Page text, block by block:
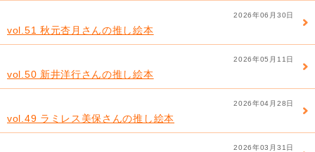
2026年06月30日
vol.51 秋元杏月さんの推し絵本
2026年05月11日
vol.50 新井洋行さんの推し絵本
2026年04月28日
vol.49 ラミレス美保さんの推し絵本
2026年03月31日